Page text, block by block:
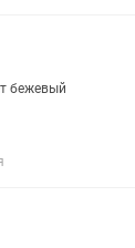
бежевый